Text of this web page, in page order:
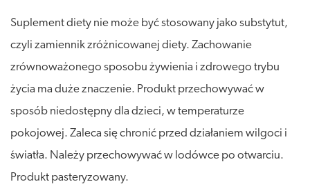
Suplement diety nie może być stosowany jako substytut,
czyli zamiennik zróżnicowanej diety. Zachowanie
zrównoważonego sposobu żywienia i zdrowego trybu
życia ma duże znaczenie. Produkt przechowywać w
sposób niedostępny dla dzieci, w temperaturze
pokojowej. Zaleca się chronić przed działaniem wilgoci i
światła. Należy przechowywać w lodówce po otwarciu.
Produkt pasteryzowany.